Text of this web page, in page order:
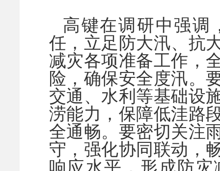
高键在调研中强调
任，立足防大汛、抗
减灾各项准备工作，
险，确保安全度汛。
交通、水利等基础设
涝能力，保障低洼路
全通畅。要密切关注
守，强化协同联动，